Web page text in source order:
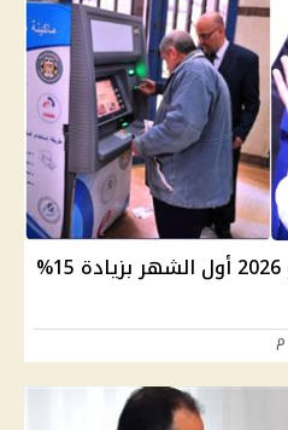
موعد صرف معاشات يوليو 2026 أول الشهر بزيادة 15%